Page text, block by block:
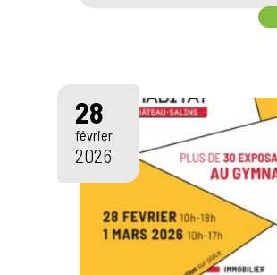
28
février
2026